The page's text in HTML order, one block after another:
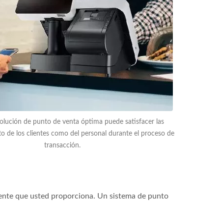
de punto de venta óptima puede satisfacer las
de los clientes como del personal durante el proceso de
transacción.
que usted proporciona. Un sistema de punto